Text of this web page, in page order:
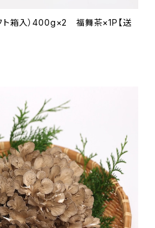
フト箱入）400g×2 福舞茶×1P【送